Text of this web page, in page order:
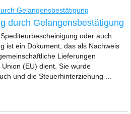
durch Gelangensbestätigung
oder auch
ist ein Dokument, das als Nachweis
Lieferungen
(EU) dient. Sie wurde
und die Steuerhinterziehung ...